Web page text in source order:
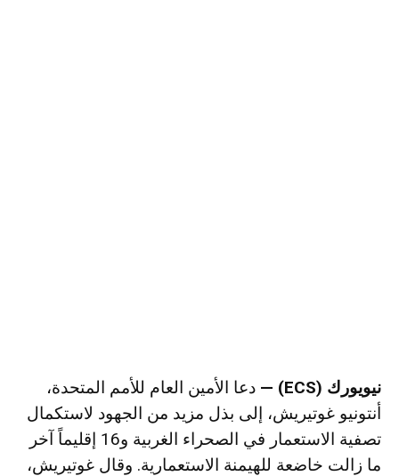
نيويورك (ECS) —
دعا الأمين العام للأمم المتحدة،
أنتونيو غوتيريش، إلى بذل مزيد من الجهود لاستكمال
تصفية الاستعمار في الصحراء الغربية و16 إقليماً آخر
ما زالت خاضعة للهيمنة الاستعمارية. وقال غوتيريش،